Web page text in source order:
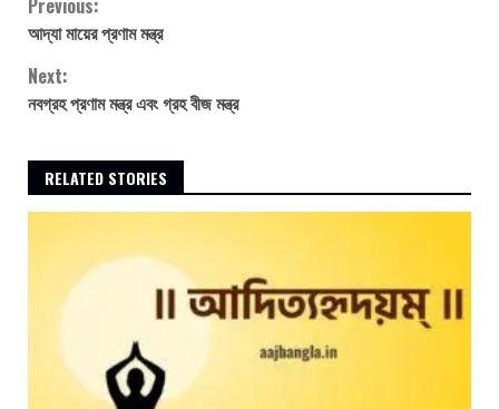
Continue
Reading
আদ্যা মায়ের প্রণাম মন্ত্র
Next:
নবগ্রহ প্রণাম মন্ত্র এবং গ্রহ বীজ মন্ত্র
RELATED STORIES